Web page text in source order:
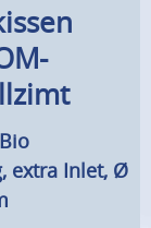
extra Inlet, Ø